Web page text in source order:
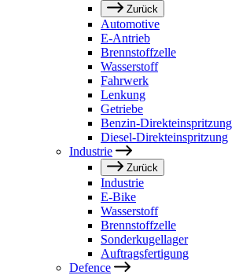
Zurück
Automotive
E-Antrieb
Brennstoffzelle
Wasserstoff
Fahrwerk
Lenkung
Getriebe
Benzin-Direkteinspritzung
Diesel-Direkteinspritzung
Industrie
Zurück
Industrie
E-Bike
Wasserstoff
Brennstoffzelle
Sonderkugellager
Auftragsfertigung
Defence